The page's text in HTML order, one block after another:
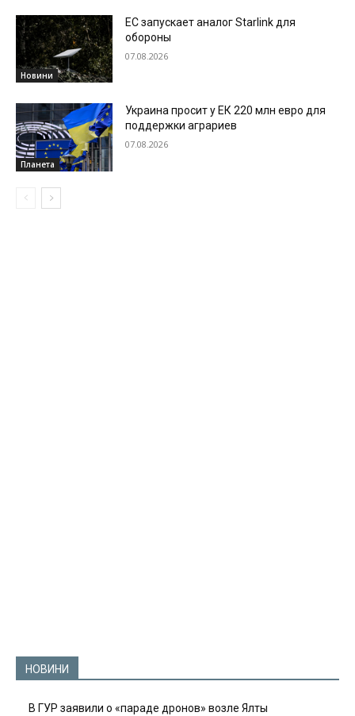
Новини
ЕС запускает аналог Starlink для
обороны
07.08.2026
Планета
Украина просит у ЕК 220 млн евро для
поддержки аграриев
07.08.2026
НОВИНИ
В ГУР заявили о «параде дронов» возле Ялты